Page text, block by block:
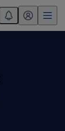
You have 0
mitt randstad